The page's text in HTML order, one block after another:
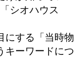
シオハウス
にする「当時物
キーワードにつ